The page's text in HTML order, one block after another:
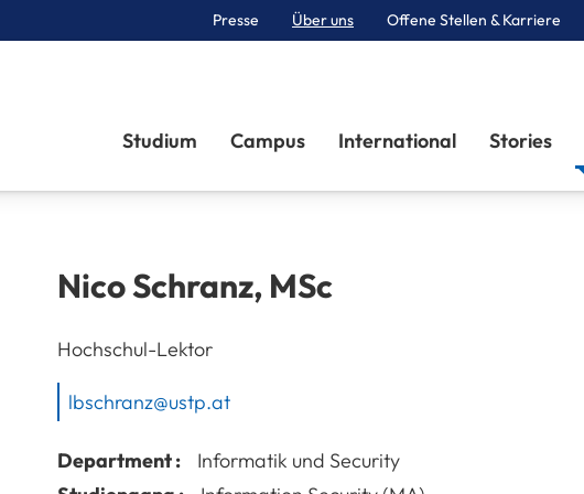
Presse Über uns Offene Stellen & Karriere
Studium Campus International Stories
NicoSchranz, MSc
Hochschul-Lektor
lbschranz@ustp.at
Department :
Informatik und Security